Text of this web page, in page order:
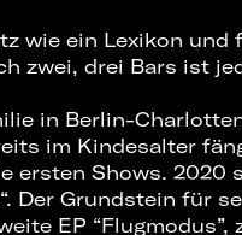
wie ein Lexikon und
zwei, drei Bars ist
in Berlin-
im Kindesalter
ersten Shows.
Der Grundstein für
EP